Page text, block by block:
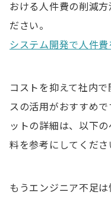
おける人件費の削減
ださい。
システム開発で人件
コストを抑えて社内
スの活用がおすすめ
ットの詳細は、以下
料を参考にしてくださ
もうエンジニア不足は